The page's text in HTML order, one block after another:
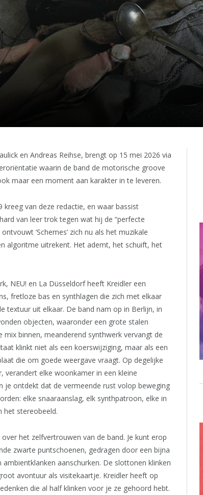
en Andreas Reihse, brengt op 15 mei 2026 via
waarin de band de motorische groove
maar een moment aan karakter in te leveren.
kreeg van deze redactie, en waar bassist
van leer trok tegen wat hij de “perfecte
‘Schemes’ zich nu als het muzikale
algoritme uitrekent. Het ademt, het schuift, het
NEU! en La Düsseldorf heeft Kreidler een
fretloze bas en synthlagen die zich met elkaar
textuur uit elkaar. De band nam op in Berlijn, in
objecten, waaronder een grote stalen
binnen, meanderend synthwerk vervangt de
klinkt niet als een koerswijziging, maar als een
die om goede weergave vraagt. Op degelijke
verandert elke woonkamer in een kleine
je ontdekt dat de vermeende rust volop beweging
elke snaaraanslag, elk synthpatroon, elke in
het stereobeeld.
het zelfvertrouwen van de band. Je kunt erop
zwarte puntschoenen, gedragen door een bijna
aanschurken. De slottonen klinken
avontuur als visitekaartje. Kreidler heeft op
die al half klinken voor je ze gehoord hebt.